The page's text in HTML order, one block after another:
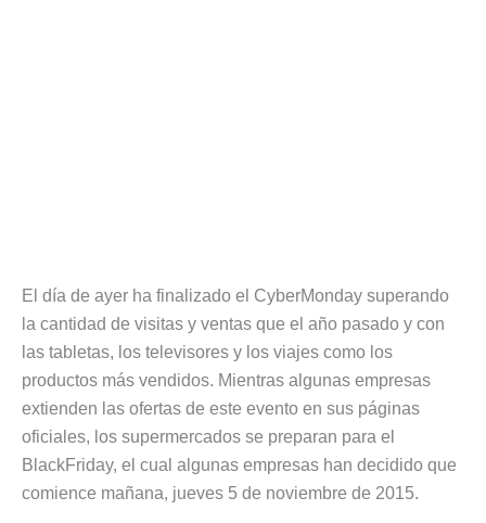
El día de ayer ha finalizado el CyberMonday superando
la cantidad de visitas y ventas que el año pasado y con
las tabletas, los televisores y los viajes como los
productos más vendidos. Mientras algunas empresas
extienden las ofertas de este evento en sus páginas
oficiales, los supermercados se preparan para el
BlackFriday, el cual algunas empresas han decidido que
comience mañana, jueves 5 de noviembre de 2015.